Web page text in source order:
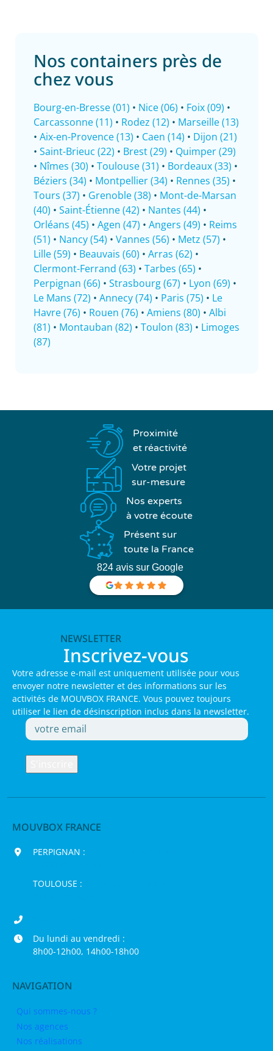
Nos containers près de
chez vous
Bourg-en-Bresse (01) • Nice (06) • Foix (09) •
Carcassonne (11) • Rodez (12) • Marseille (13)
• Aix-en-Provence (13) • Caen (14) • Dijon (21)
• Saint-Brieuc (22) • Brest (29) • Quimper (29)
• Nîmes (30) • Toulouse (31) • Bordeaux (33) •
Béziers (34) • Montpellier (34) • Rennes (35) •
Tours (37) • Grenoble (38) • Mont-de-Marsan
(40) • Saint-Étienne (42) • Nantes (44) •
Orléans (45) • Agen (47) • Angers (49) • Reims
(51) • Nancy (54) • Vannes (56) • Metz (57) •
Lille (59) • Beauvais (60) • Arras (62) •
Clermont-Ferrand (63) • Tarbes (65) •
Perpignan (66) • Strasbourg (67) • Lyon (69) •
Le Mans (72) • Annecy (74) • Paris (75) • Le
Havre (76) • Rouen (76) • Amiens (80) • Albi
(81) • Montauban (82) • Toulon (83) • Limoges
(87)
Proximité
et réactivité
Votre projet
sur-mesure
Nos experts
à votre écoute
Présent sur
toute la France
824 avis sur Google
NEWSLETTER
Inscrivez-vous
Votre adresse e-mail est uniquement utilisée pour vous
envoyer notre newsletter et des informations sur les
activités de MOUVBOX FRANCE. Vous pouvez toujours
utiliser le lien de désinscription inclus dans la newsletter.
MOUVBOX FRANCE
PERPIGNAN :
TOULOUSE :
Du lundi au vendredi :
8h00-12h00, 14h00-18h00
NAVIGATION
Qui sommes-nous ?
Nos agences
Nos réalisations